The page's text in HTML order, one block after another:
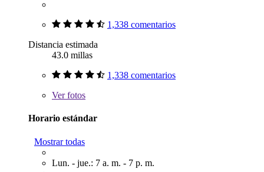
1,338 comentarios
Distancia estimada
43.0 millas
1,338 comentarios
Verfotos
Horario estándar
Mostrar todas
Lun. - jue.: 7 a. m. - 7 p. m.